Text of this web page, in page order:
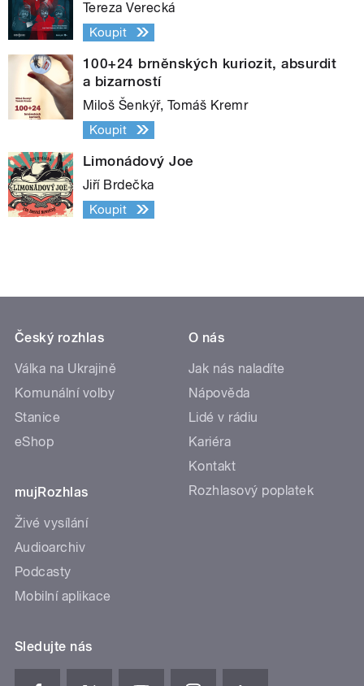
Tereza Verecká
Koupit
100+24 brněnských kuriozit, absurdit
a bizarností
Miloš Šenkýř, Tomáš Kremr
Koupit
Limonádový Joe
Jiří Brdečka
Koupit
Český rozhlas
Válka na Ukrajině
Komunální volby
Stanice
eShop
mujRozhlas
Živé vysílání
Audioarchiv
Podcasty
Mobilní aplikace
O nás
Jak nás naladíte
Nápověda
Lidé v rádiu
Kariéra
Kontakt
Rozhlasový poplatek
Sledujte nás